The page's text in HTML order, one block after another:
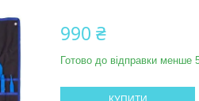
990 ₴
Готово до відправки менше